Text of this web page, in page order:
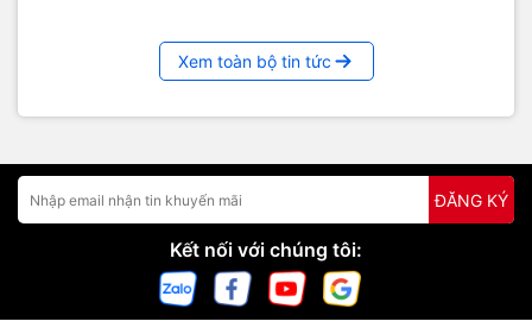
Xem toàn bộ tin tức
ĐĂNG KÝ
Kết nối với chúng tôi: